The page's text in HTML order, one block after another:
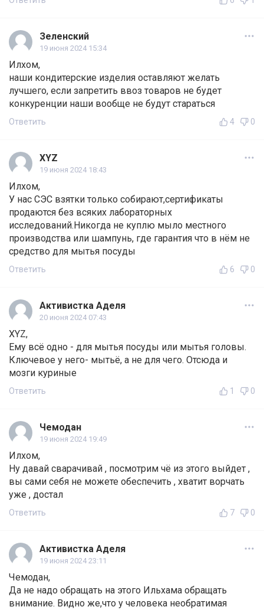
Зеленский
19 июня 2024 15:34
Илхом,
наши кондитерские изделия оставляют желать
лучшего, если запретить ввоз товаров не будет
конкуренции наши вообще не будут стараться
Ответить 4 0
XYZ
19 июня 2024 18:43
Илхом,
У нас СЭС взятки только собирают,сертификаты
продаются без всяких лабораторных
исследований.Никогда не куплю мыло местного
производства или шампунь, где гарантия что в нём не
средство для мытья посуды
Ответить 6 0
Активистка Аделя
20 июня 2024 07:43
XYZ,
Ему всё одно - для мытья посуды или мытья головы.
Ключевое у него- мытьё, а не для чего. Отсюда и
мозги куриные
Ответить 1 0
Чемодан
19 июня 2024 19:49
Илхом,
Ну давай сварачивай , посмотрим чё из этого выйдет ,
вы сами себя не можете обеспечить , хватит ворчать
уже , достал
Ответить 7 0
Активистка Аделя
19 июня 2024 23:11
Чемодан,
Да не надо обращать на этого Ильхама обращать
внимание. Видно же,что у человека необратимая